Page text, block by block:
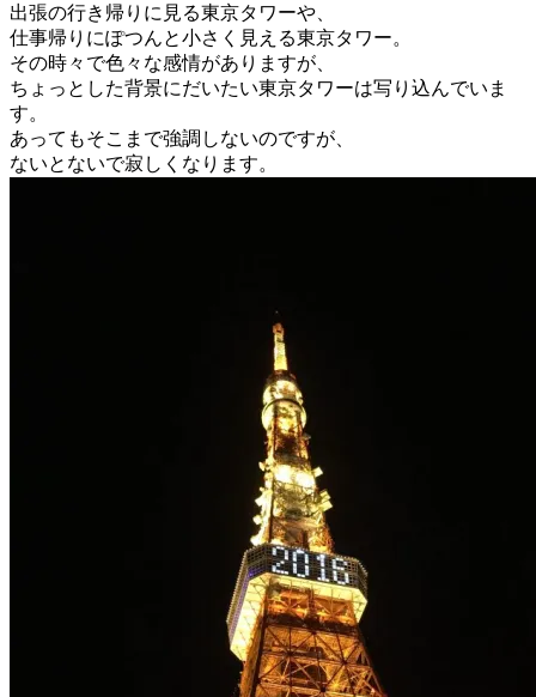
出張の行き帰りに見る東京タワーや、
仕事帰りにぽつんと小さく見える東京タワー。
その時々で色々な感情がありますが、
ちょっとした背景にだいたい東京タワーは写り込んでいま
す。
あってもそこまで強調しないのですが、
ないとないで寂しくなります。